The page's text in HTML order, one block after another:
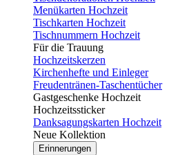
Menükarten Hochzeit
Tischkarten Hochzeit
Tischnummern Hochzeit
Für die Trauung
Hochzeitskerzen
Kirchenhefte und Einleger
Freudentränen-Taschentücher
Gastgeschenke Hochzeit
Hochzeitssticker
Danksagungskarten Hochzeit
Neue Kollektion
Erinnerungen